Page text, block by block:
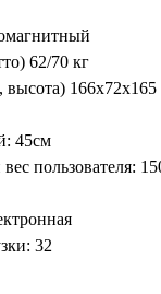
62/70 кг
166x72x165
45см
пользователя:
32